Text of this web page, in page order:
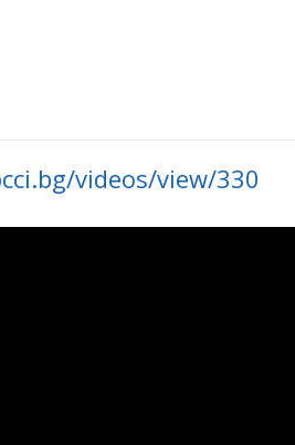
videos/view/330